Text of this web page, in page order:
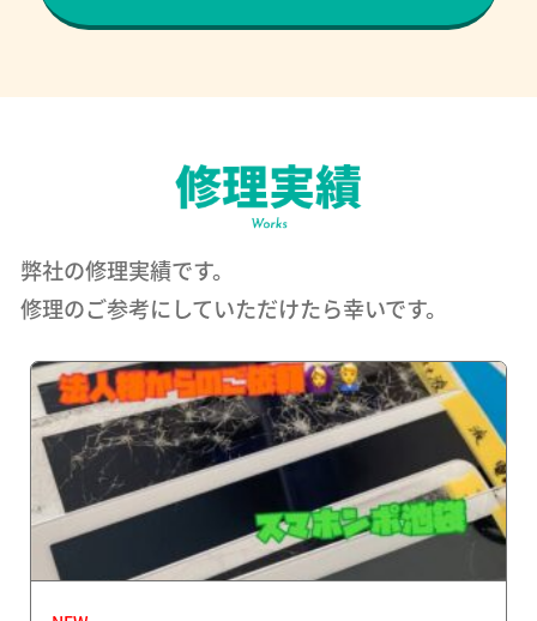
弊社の修理実績です。
修理のご参考にしていただけたら幸いです。